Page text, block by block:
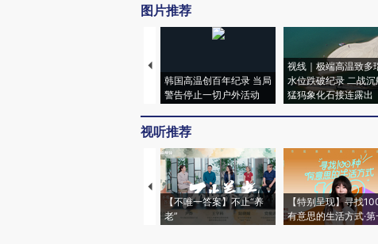
图片推荐
韩国高温创百年纪录 当局
警告停止一切户外活动
视线｜极端高温致多
水位跌破纪录 二战沉
猛犸象化石接连露出
视听推荐
【不唯一答案】不止“养
老”
【特别呈现】寻找
有意思的生活方式·